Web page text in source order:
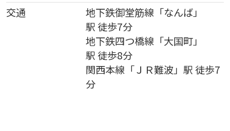
交通
地下鉄御堂筋線「なんば」
駅 徒歩7分
地下鉄四つ橋線「大国町」
駅 徒歩8分
関西本線「ＪＲ難波」駅 徒歩7
分